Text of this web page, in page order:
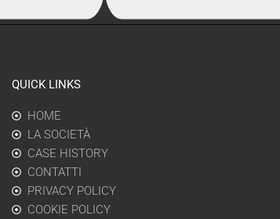
QUICK LINKS
HOME
LA SOCIETÀ
CASE HISTORY
CONTATTI
PRIVACY POLICY
COOKIE POLICY